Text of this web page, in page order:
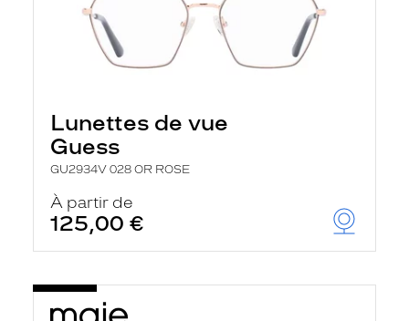
Lunettes de vue
Guess
GU2934V 028 OR ROSE
À partir de
125,00 €